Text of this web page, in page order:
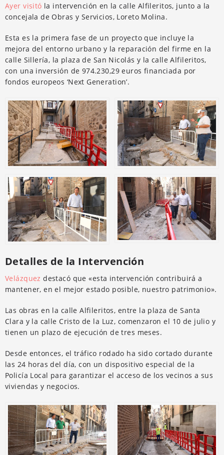
Ayer visitó la intervención en la calle Alfileritos, junto a la
concejala de Obras y Servicios, Loreto Molina.
Esta es la primera fase de un proyecto que incluye la
mejora del entorno urbano y la reparación del firme en la
calle Sillería, la plaza de San Nicolás y la calle Alfileritos,
con una inversión de 974.230,29 euros financiada por
fondos europeos ‘Next Generation’.
Detalles de la Intervención
Velázquez destacó que «esta intervención contribuirá a
mantener, en el mejor estado posible, nuestro patrimonio».
Las obras en la calle Alfileritos, entre la plaza de Santa
Clara y la calle Cristo de la Luz, comenzaron el 10 de julio y
tienen un plazo de ejecución de tres meses.
Desde entonces, el tráfico rodado ha sido cortado durante
las 24 horas del día, con un dispositivo especial de la
Policía Local para garantizar el acceso de los vecinos a sus
viviendas y negocios.